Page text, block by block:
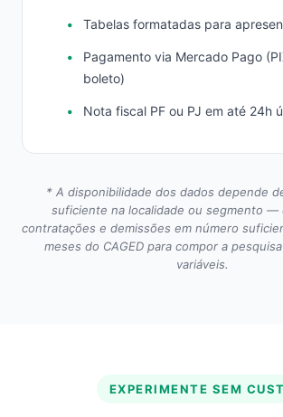
Tabelas formatadas para
Pagamento via Mercado Pago
boleto)
Nota fiscal PF ou PJ em até 24h
* A disponibilidade dos dados depende
suficiente na localidade ou segmento —
contratações e demissões em número
meses do CAGED para compor a
variáveis.
EXPERIMENTE SEM